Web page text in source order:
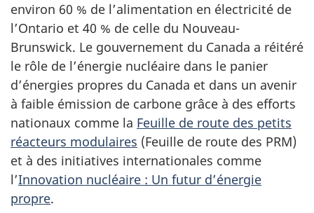
environ 60 % de l’alimentation en électricité de
l’Ontario et 40 % de celle du Nouveau-
Brunswick. Le gouvernement du Canada a réitéré
le rôle de l’énergie nucléaire dans le panier
d’énergies propres du Canada et dans un avenir
à faible émission de carbone grâce à des efforts
nationaux comme la Feuille de route des petits
réacteurs modulaires (Feuille de route des PRM)
et à des initiatives internationales comme
l’Innovation nucléaire : Un futur d’énergie
propre.